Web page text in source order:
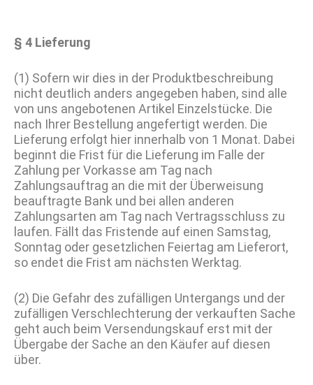
§ 4 Lieferung
(1) Sofern wir dies in der Produktbeschreibung
nicht deutlich anders angegeben haben, sind alle
von uns angebotenen Artikel Einzelstücke. Die
nach Ihrer Bestellung angefertigt werden. Die
Lieferung erfolgt hier innerhalb von 1 Monat. Dabei
beginnt die Frist für die Lieferung im Falle der
Zahlung per Vorkasse am Tag nach
Zahlungsauftrag an die mit der Überweisung
beauftragte Bank und bei allen anderen
Zahlungsarten am Tag nach Vertragsschluss zu
laufen. Fällt das Fristende auf einen Samstag,
Sonntag oder gesetzlichen Feiertag am Lieferort,
so endet die Frist am nächsten Werktag.
(2) Die Gefahr des zufälligen Untergangs und der
zufälligen Verschlechterung der verkauften Sache
geht auch beim Versendungskauf erst mit der
Übergabe der Sache an den Käufer auf diesen
über.